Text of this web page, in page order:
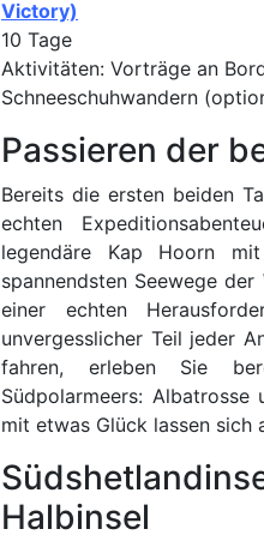
Victory)
10 Tage
Aktivitäten: Vorträge an
Schneeschuhwandern
Passieren der
Bereits die ersten beiden
echten
legendäre Kap Hoorn
spannendsten Seewege
einer echten
unvergesslicher Teil jeder
fahren, erleben Sie
Südpolarmeers:
mit etwas Glück lassen sich
Halbinsel